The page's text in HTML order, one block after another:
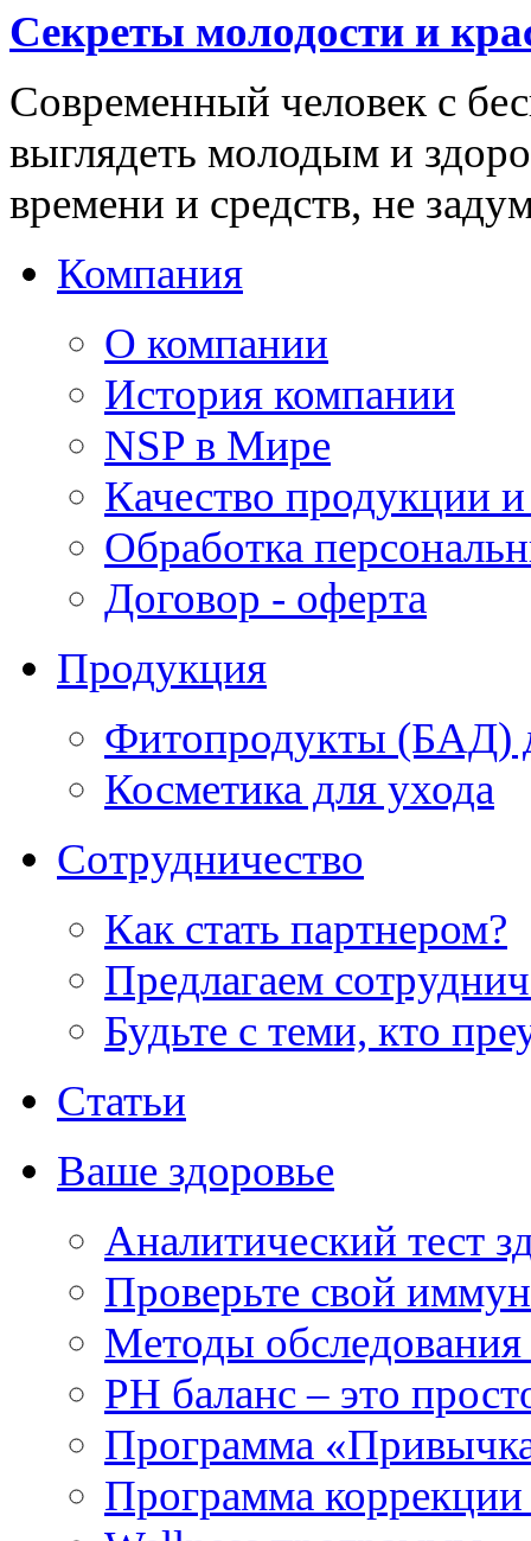
Секреты молодости и
Современный человек с
выглядеть молодым и
времени и средств, не
Компания
О компании
История компании
NSP в Мире
Качество продукции
Обработка
Договор - оферта
Продукция
Фитопродукты (БАД)
Косметика для ухода
Сотрудничество
Как стать партнером?
Предлагаем
Будьте с теми, кто
Статьи
Ваше здоровье
Аналитический тест
Проверьте свой
Методы обследования
РH баланс – это
Программа
Программа коррекции